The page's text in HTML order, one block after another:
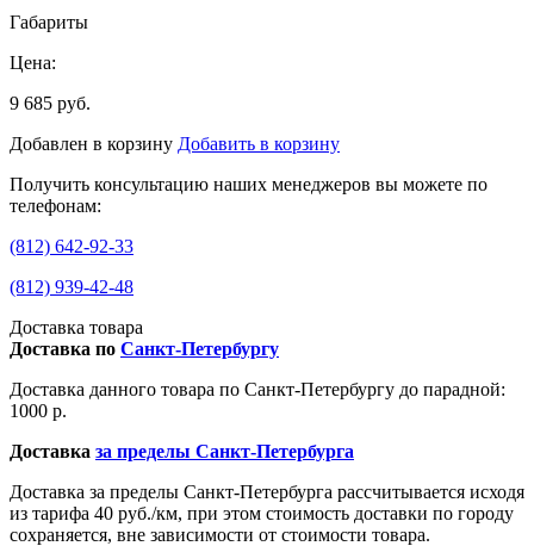
Габариты
Цена:
9 685 руб.
Добавлен в корзину Добавить в корзину
Получить консультацию наших менеджеров вы можете по
телефонам:
(812) 642-92-33
(812) 939-42-48
Доставка товара
Доставка по Санкт-Петербургу
Доставка данного товара по Санкт-Петербургу до парадной:
1000 р.
Доставка за пределы Санкт-Петербурга
Доставка за пределы Санкт-Петербурга рассчитывается исходя
из тарифа 40 руб./км, при этом стоимость доставки по городу
сохраняется, вне зависимости от стоимости товара.